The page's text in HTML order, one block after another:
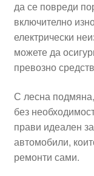
да се повреди
включително
електрически
можете да
превозно
С лесна
без
прави идеален
автомобили,
ремонти сами.